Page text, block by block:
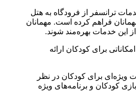
ترانسفر از فرودگاه به هتل
فراهم کرده است. مهمانان
این خدمات بهره‌مند شوند.
برای کودکان ارائه
ویژه‌ای برای کودکان در نظر
کودکان و برنامه‌های ویژه